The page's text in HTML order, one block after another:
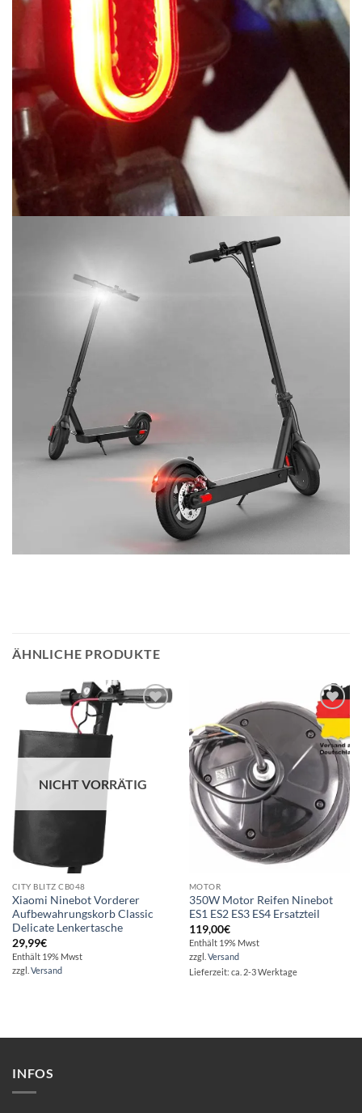
ÄHNLICHE PRODUKTE
NICHT VORRÄTIG
CITY BLITZ CB048
Xiaomi Ninebot Vorderer
Aufbewahrungskorb Classic
Delicate Lenkertasche
29,99€
Enthält 19% Mwst
zzgl. Versand
Auf die
Wunschliste
MOTOR
350W Motor Reifen Ninebot
ES1 ES2 ES3 ES4 Ersatzteil
119,00€
Enthält 19% Mwst
zzgl. Versand
Lieferzeit: ca. 2-3 Werktage
INFOS